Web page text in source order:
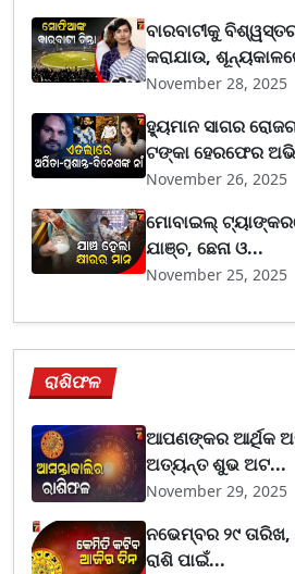
ବାରବାଟୀକୁ
କରାଯାଉ,
November 28, 2025
ହ୍ୟୁମାନ ସାଗର
ଟଙ୍କା ହେରଫେର
November 26, 2025
ମୋବାଇଲ୍
ଯାଞ୍ଚ, ଛେନା ଓ...
November 25, 2025
ରାଶିଫଳ
ଆପଣଙ୍କର ଆର୍ଥିକ
ଅତ୍ୟନ୍ତ ଶୁଭ ଅଟ...
November 29, 2025
ନଭେମ୍ବର ୨୯
ରାଶି ପାଇଁ...